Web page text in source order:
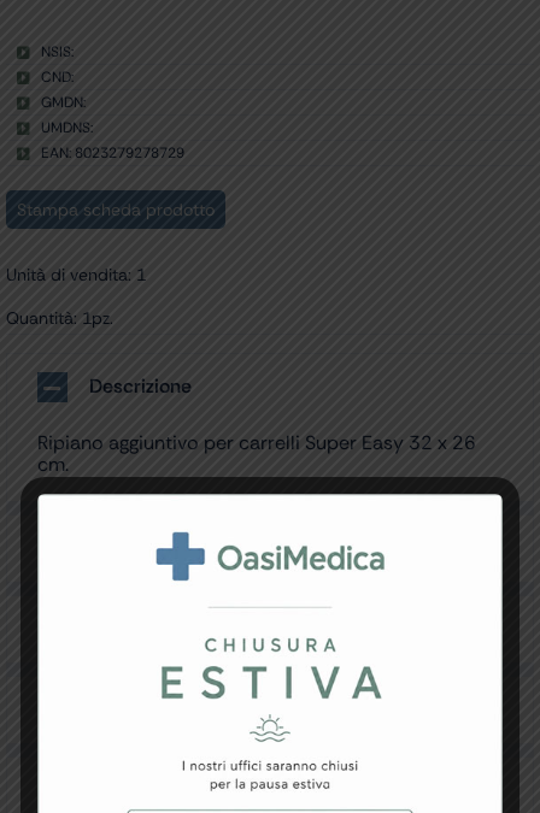
NSIS:
CND:
GMDN:
UMDNS:
EAN: 8023279278729
Stampa scheda prodotto
Unità di vendita: 1
Quantità: 1pz.
Descrizione
Ripiano aggiuntivo per carrelli Super Easy 32 x 26
cm.
Specifiche Tecniche